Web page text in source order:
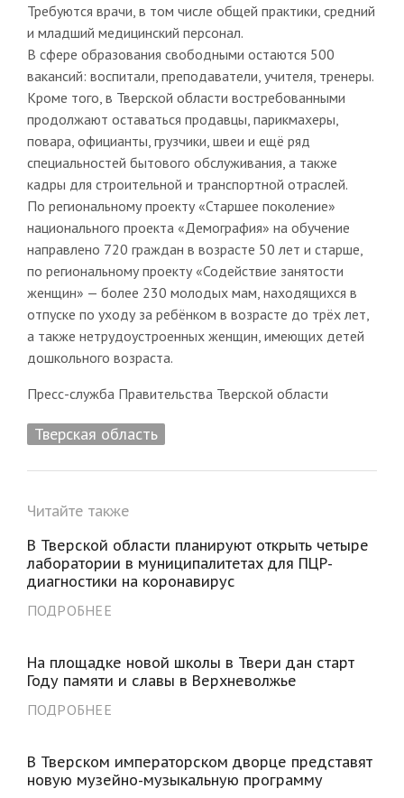
Требуются врачи, в том числе общей практики, средний
и младший медицинский персонал.
В сфере образования свободными остаются 500
вакансий: воспитали, преподаватели, учителя, тренеры.
Кроме того, в Тверской области востребованными
продолжают оставаться продавцы, парикмахеры,
повара, официанты, грузчики, швеи и ещё ряд
специальностей бытового обслуживания, а также
кадры для строительной и транспортной отраслей.
По региональному проекту «Старшее поколение»
национального проекта «Демография» на обучение
направлено 720 граждан в возрасте 50 лет и старше,
по региональному проекту «Содействие занятости
женщин» — более 230 молодых мам, находящихся в
отпуске по уходу за ребёнком в возрасте до трёх лет,
а также нетрудоустроенных женщин, имеющих детей
дошкольного возраста.
Пресс-служба Правительства Тверской области
Тверская область
Читайте также
В Тверской области планируют открыть четыре
лаборатории в муниципалитетах для ПЦР-
диагностики на коронавирус
ПОДРОБНЕЕ
На площадке новой школы в Твери дан старт
Году памяти и славы в Верхневолжье
ПОДРОБНЕЕ
В Тверском императорском дворце представят
новую музейно-музыкальную программу